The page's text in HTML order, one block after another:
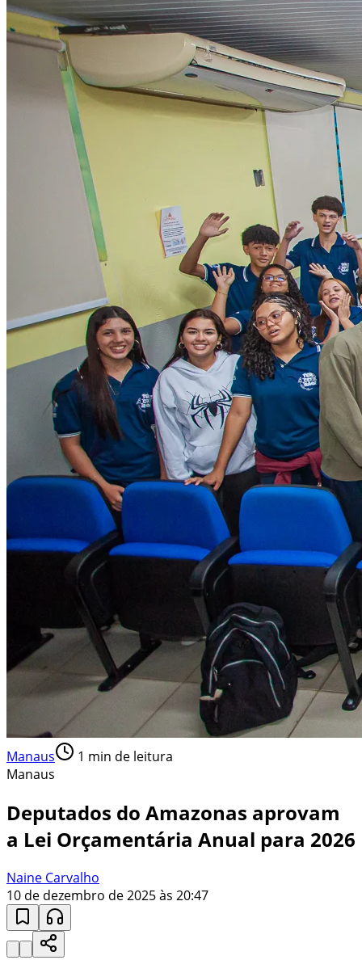
Manaus 1 min de leitura
Manaus
Deputados do Amazonas aprovam
a Lei Orçamentária Anual para 2026
Naine Carvalho
10 de dezembro de 2025 às 20:47